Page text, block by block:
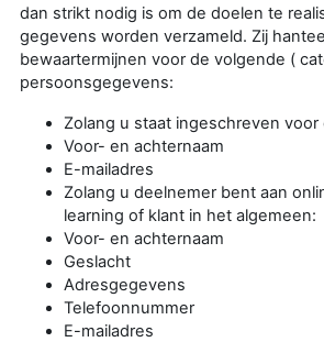
dan strikt nodig is om de doelen te
gegevens worden verzameld. Zij
bewaartermijnen voor de volgende (
persoonsgegevens:
Zolang u staat ingeschreven
Voor- en achternaam
E-mailadres
Zolang u deelnemer bent aan
learning of klant in het algemeen:
Voor- en achternaam
Geslacht
Adresgegevens
Telefoonnummer
E-mailadres